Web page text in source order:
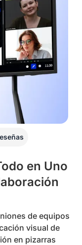
en Uno
de equipos
visual de
en pizarras